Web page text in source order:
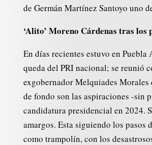
de Germán Martínez Santoyo uno
‘Alito’ Moreno Cárdenas tras los
En días recientes estuvo en
queda del PRI nacional; se reunió
exgobernador Melquiades
de fondo son las aspiraciones -sin
candidatura presidencial en 2024.
amargos. Esta siguiendo los
como trampolín, con los